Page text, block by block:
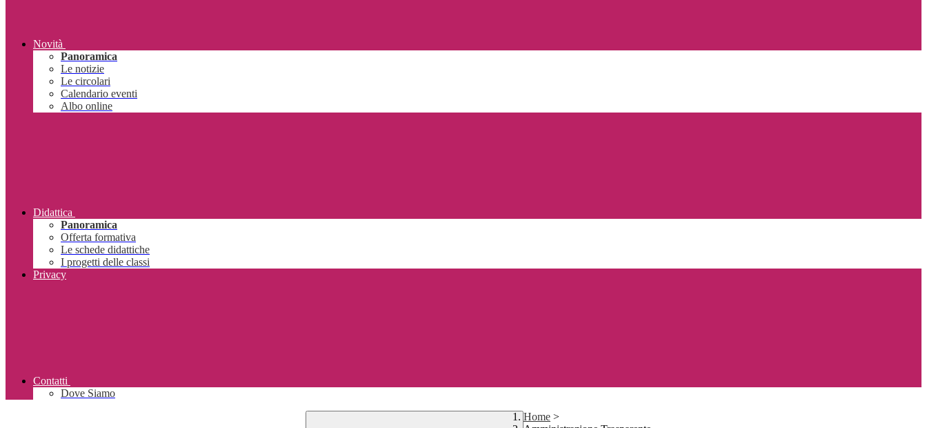
Novità
Panoramica
Le notizie
Le circolari
Calendario eventi
Albo online
Didattica
Panoramica
Offerta formativa
Le schede didattiche
I progetti delle classi
Privacy
Contatti
Dove Siamo
Home >